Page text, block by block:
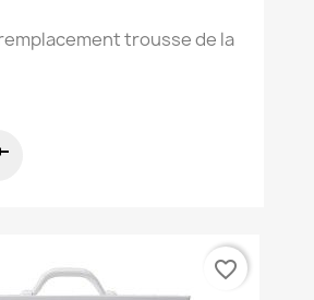
trousse de la
favorite_border